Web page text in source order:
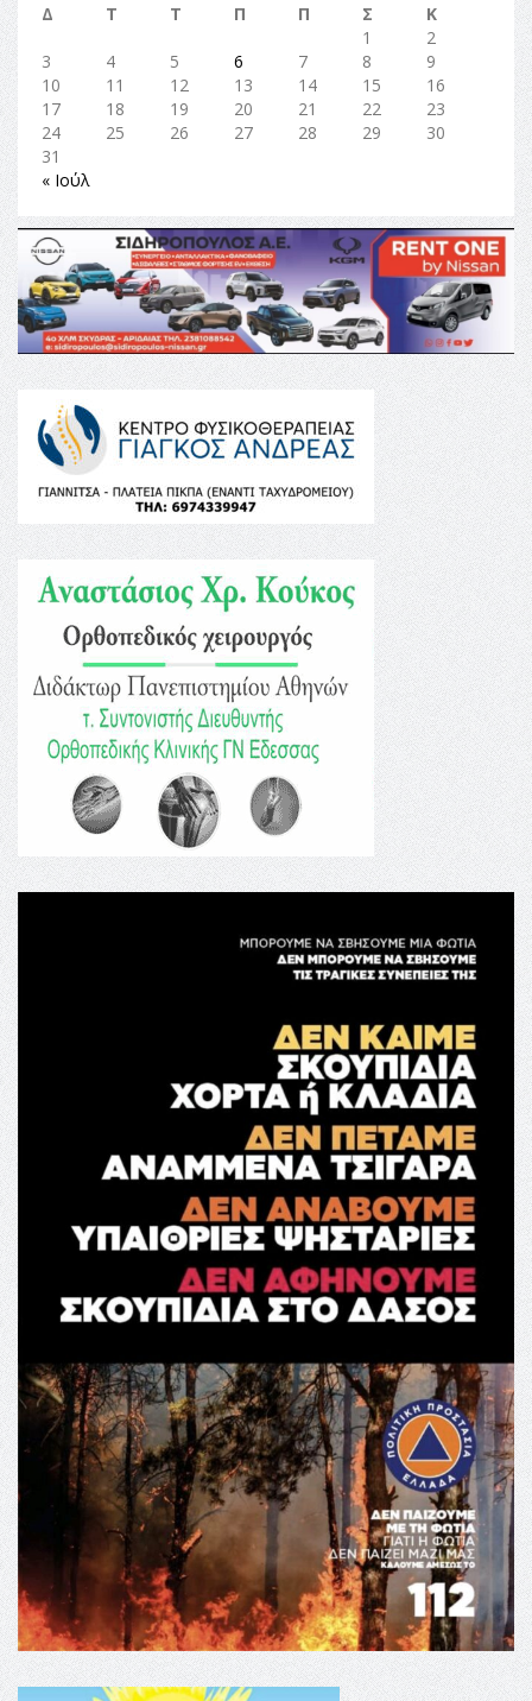
Δ
Τ Τ Π Π Σ
Κ
1
2
3
4 5 6 7 8
9
10
11 12 13 14 15
16
17
18 19 20 21 22
23
24
25 26 27 28 29
30
31
« Ιούλ